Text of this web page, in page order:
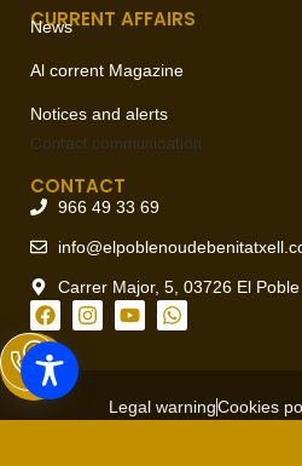
CURRENT AFFAIRS
News
Al corrent Magazine
Notices and alerts
Contact communication
CONTACT
966 49 33 69
Carrer Major, 5, 03726 El
Legal warningCookies